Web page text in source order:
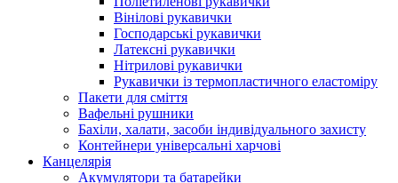
Вінілові рукавички
Господарські рукавички
Латексні рукавички
Нітрилові рукавички
Рукавички із термопластичного еластоміру
Пакети для сміття
Вафельні рушники
Бахіли, халати, засоби індивідуального захисту
Контейнери універсальні харчові
Канцелярія
Акумулятори та батарейки